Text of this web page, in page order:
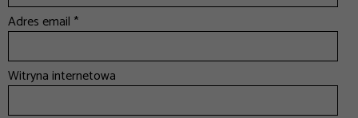
Adres email *
Witryna internetowa